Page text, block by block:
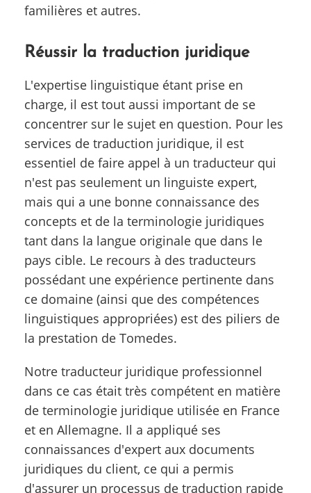
familières et autres.
Réussir la traduction juridique
L'expertise linguistique étant prise en
charge, il est tout aussi important de se
concentrer sur le sujet en question. Pour les
services de traduction juridique, il est
essentiel de faire appel à un traducteur qui
n'est pas seulement un linguiste expert,
mais qui a une bonne connaissance des
concepts et de la terminologie juridiques
tant dans la langue originale que dans le
pays cible. Le recours à des traducteurs
possédant une expérience pertinente dans
ce domaine (ainsi que des compétences
linguistiques appropriées) est des piliers de
la prestation de Tomedes.
Notre traducteur juridique professionnel
dans ce cas était très compétent en matière
de terminologie juridique utilisée en France
et en Allemagne. Il a appliqué ses
connaissances d'expert aux documents
juridiques du client, ce qui a permis
d'assurer un processus de traduction rapide